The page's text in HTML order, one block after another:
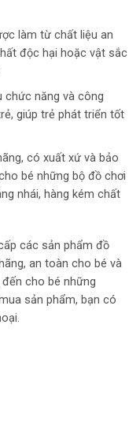
làm từ chất liệu an
độc hại hoặc vật sắc
chức năng và công
giúp trẻ phát triển tốt
có xuất xứ và bảo
bé những bộ đồ chơi
nhái, hàng kém chất
các sản phẩm đồ
an toàn cho bé và
cho bé những
sản phẩm, bạn có